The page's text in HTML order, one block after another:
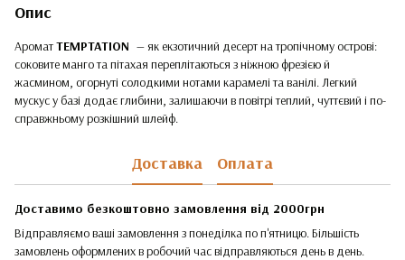
Опис
АроматTEMPTATION — як екзотичний десерт на тропічному острові:
соковите манго та пітахая переплітаються з ніжною фрезією й
жасмином, огорнуті солодкими нотами карамелі та ванілі. Легкий
мускус у базі додає глибини, залишаючи в повітрі теплий, чуттєвий і по-
справжньому розкішний шлейф.
Доставка Оплата
Доставимо безкоштовно замовлення від 2000грн
Відправляємо ваші замовлення з понеділка по п'ятницю. Більшість
замовлень оформлених в робочий час відправляються день в день.